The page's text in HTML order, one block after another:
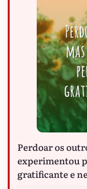
Perdoar os
experimentou
gratificante e